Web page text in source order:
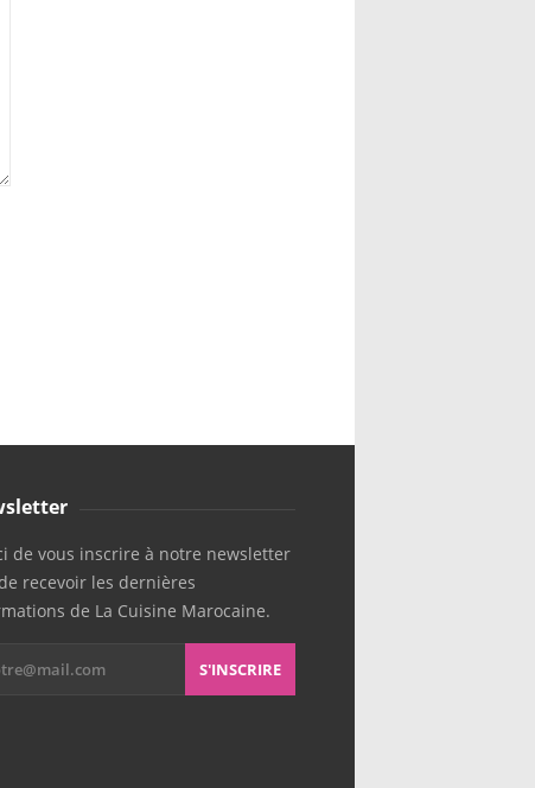
de vous inscrire à notre newsletter
recevoir les dernières
de La Cuisine Marocaine.
S'INSCRIRE